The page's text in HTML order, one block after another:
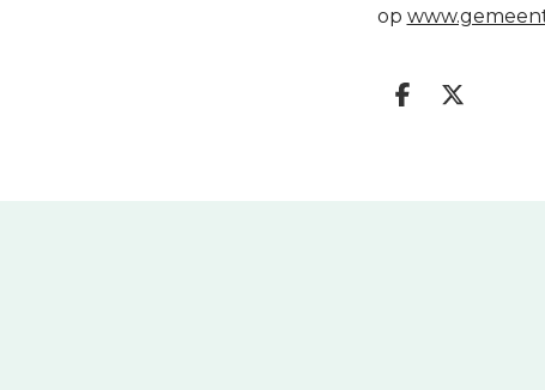
op
Deel op
Deel